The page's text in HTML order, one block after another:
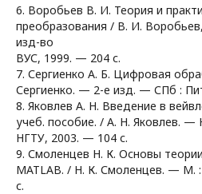
6. Воробьев В. И. Теория и
преобразования / В. И.
изд-во
ВУС, 1999. — 204 с.
7. Сергиенко А. Б. Цифровая
Сергиенко. — 2-е изд. — СПб :
8. Яковлев А. Н. Введение в
учеб. пособие. / А. Н. Яковлев. —
НГТУ, 2003. — 104 с.
9. Смоленцев Н. К. Основы
MATLAB. / Н. К. Смоленцев. —
с.